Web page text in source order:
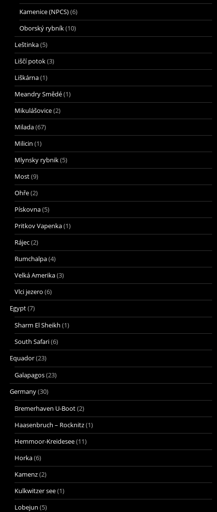
Kamenice (NPCS)(6)
Oborský rybník(10)
Leštinka(5)
Liščí potok(3)
Liškárna(1)
Meandry Smědé(1)
Mikulášovice(2)
Milada(67)
Milicin (1)
Mlynsky rybnik(5)
Most(9)
Ohře(2)
Pískovna(5)
Pritkov Vapenka(1)
Rájec(2)
Rumchalpa(4)
Velká Amerika(3)
Vlci jezero (6)
Egypt(7)
Sharm El Sheikh (1)
South Safari(6)
Equador(23)
Galapagos(23)
Germany(30)
Bremerhaven U-Boot(2)
Haasenbruch – Rocknitz(1)
Hemmoor-Kreidesee(11)
Horka(6)
Kamenz(2)
Kulkwitzer see(1)
Lobejun (5)